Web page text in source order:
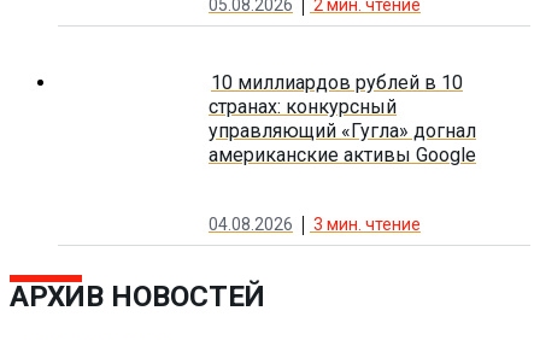
05.08.2026 2 мин. чтение
10 миллиардов рублей в 10
странах: конкурсный
управляющий «Гугла» догнал
американские активы Google
04.08.2026 3 мин. чтение
АРХИВ НОВОСТЕЙ